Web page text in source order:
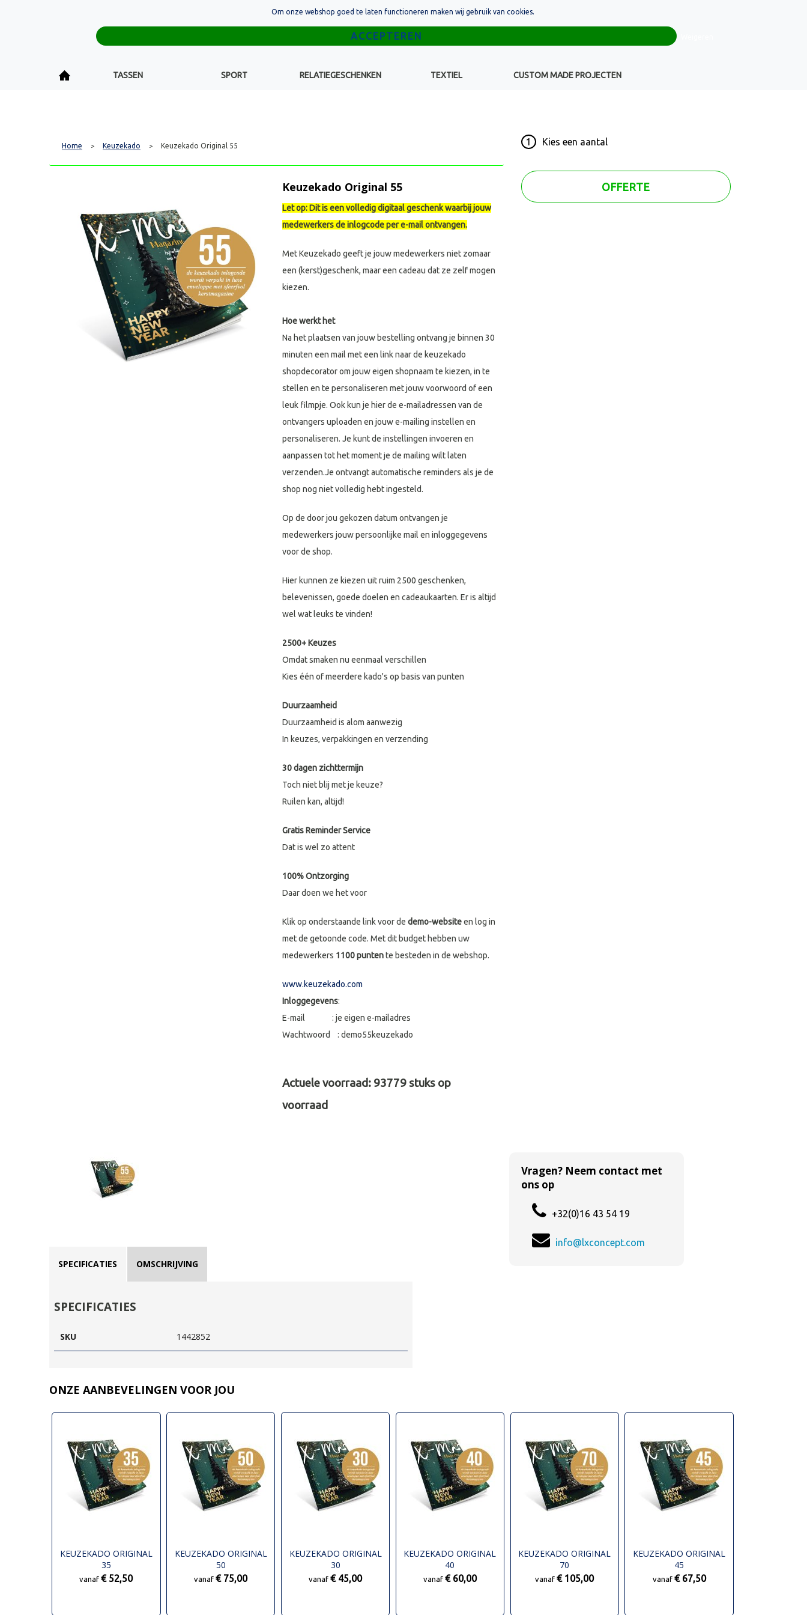
+32(0)16 43 54 19
TASSEN SPORT RELATIEGESCHENKEN TEXTIEL CUSTOM MADE PROJECTEN
Home > Keuzekado > Keuzekado Original 55 1 Kies een aantal
OFFERTE
Keuzekado Original 55
Let op: Dit is een volledig digitaal geschenk waarbij jouw
medewerkers de inlogcode per e-mail ontvangen.
Met Keuzekado geeft je jouw medewerkers niet zomaar
een (kerst)geschenk, maar een cadeau dat ze zelf mogen
kiezen.
Hoe werkt het
Na het plaatsen van jouw bestelling ontvang je binnen 30
minuten een mail met een link naar de keuzekado
shopdecorator om jouw eigen shopnaam te kiezen, in te
stellen en te personaliseren met jouw voorwoord of een
leuk filmpje. Ook kun je hier de e-mailadressen van de
ontvangers uploaden en jouw e-mailing instellen en
personaliseren. Je kunt de instellingen invoeren en
aanpassen tot het moment je de mailing wilt laten
verzenden.Je ontvangt automatische reminders als je de
shop nog niet volledig hebt ingesteld.
Op de door jou gekozen datum ontvangen je
medewerkers jouw persoonlijke mail en inloggegevens
voor de shop.
Hier kunnen ze kiezen uit ruim 2500 geschenken,
belevenissen, goede doelen en cadeaukaarten. Er is altijd
wel wat leuks te vinden!
2500+ Keuzes
Omdat smaken nu eenmaal verschillen
Kies één of meerdere kado's op basis van punten
Duurzaamheid
Duurzaamheid is alom aanwezig
In keuzes, verpakkingen en verzending
30 dagen zichttermijn
Toch niet blij met je keuze?
Ruilen kan, altijd!
Gratis Reminder Service
Dat is wel zo attent
100% Ontzorging
Daar doen we het voor
Klik op onderstaande link voor de demo-websiteen log in
met de getoonde code. Met dit budget hebben uw
medewerkers 1100 puntente besteden in de webshop.
www.keuzekado.com
Inloggegevens:
E-mail : je eigen e-mailadres
Wachtwoord : demo55keuzekado
Actuele voorraad: 93779stuks op
voorraad
SPECIFICATIES OMSCHRIJVING
SPECIFICATIES
SKU 1442852
Vragen? Neem contact met
ons op
+32(0)16 43 54 19
info@lxconcept.com
ONZE AANBEVELINGEN VOOR JOU
KEUZEKADO ORIGINAL
35
vanaf€ 52,50
KEUZEKADO ORIGINAL
50
vanaf€ 75,00
KEUZEKADO ORIGINAL
30
vanaf€ 45,00
KEUZEKADO ORIGINAL
40
vanaf € 60,00
KEUZEKADO ORIGINAL
70
vanaf€ 105,00
KEUZEKADO ORIGINAL
45
vanaf € 67,50
Om onze webshop goed te laten functioneren maken wij gebruik van cookies.